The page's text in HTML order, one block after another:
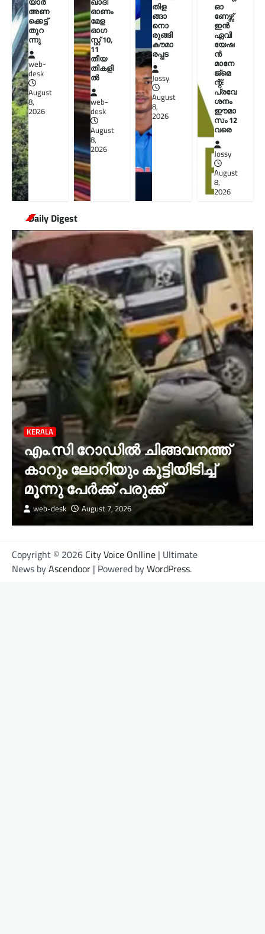
അണ
ക്കെട്ട്
തുറ
ന്നു
web-
desk
August
8,
2026
ഓണം
മേള
ഓഗ
സ്റ്റ് 10,
11
തീയ
തികളി
ല്‍
web-
desk
August
8,
2026
തിള
ങ്ങാ
നൊ
രുങ്ങി
കൗമാ
രപ്പട
Jossy
August
8,
2026
ഓ
ണേഴ്സ്
ഇൻ
ഏവി
യേഷ
ൻ
മാനേ
ജ്മെ
ന്റ്:
പ്രവേ
ശനം
ഈമാ
സം 12
വരെ
Jossy
August
8,
2026
Daily Digest
KERALA
എം.സി റോഡിൽ ചിങ്ങവനത്ത്
കാറും ലോറിയും കൂട്ടിയിടിച്ച്
മൂന്നു പേർക്ക് പരുക്ക്
web-desk August 7, 2026
Copyright © 2026 City Voice Onlline | Ultimate
News byAscendoor | Powered byWordPress.